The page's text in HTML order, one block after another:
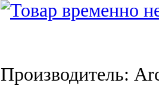
Производитель: